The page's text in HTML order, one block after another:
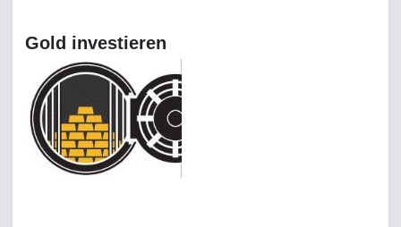
Gold investieren